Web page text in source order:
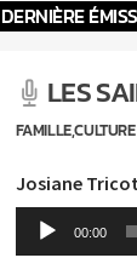
DERNIÈRE
LES
Josiane
Lecteur
audio
00:00